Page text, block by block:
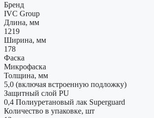
Бренд
IVC Group
Длина, мм
1219
Ширина, мм
178
Фаска
Микрофаска
Толщина, мм
5,0 (включая встроенную подложку)
Защитный слой PU
0,4 Полиуретановый лак Superguard
Количество в упаковке, шт